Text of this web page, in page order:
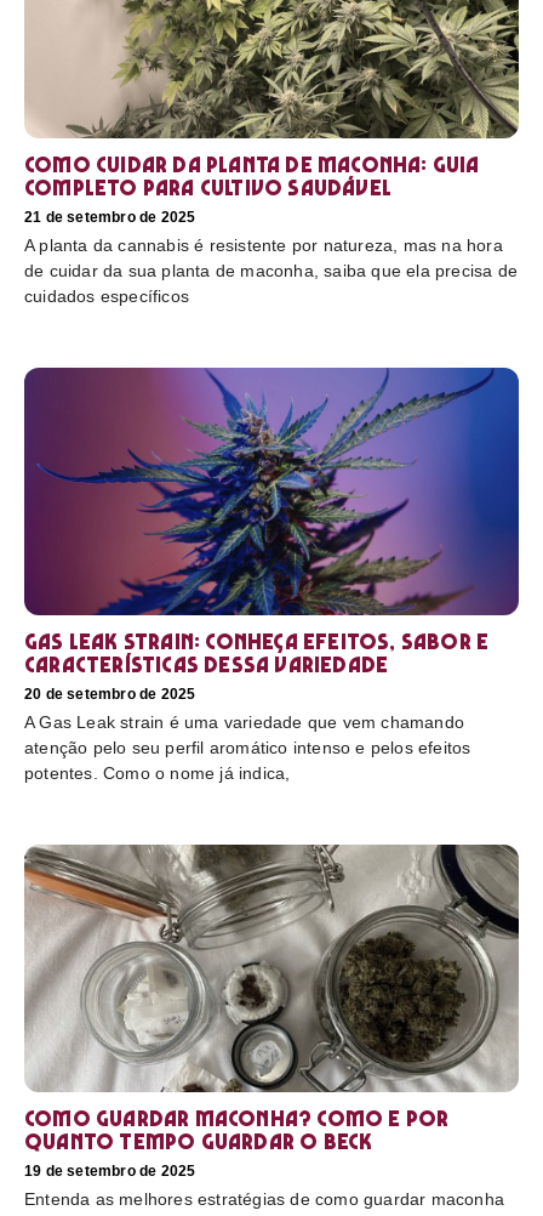
Como cuidar da planta de maconha: guia
completo para cultivo saudável
21 de setembro de 2025
A planta da cannabis é resistente por natureza, mas na hora
de cuidar da sua planta de maconha, saiba que ela precisa de
cuidados específicos
Gas Leak strain: conheça efeitos, sabor e
características dessa variedade
20 de setembro de 2025
A Gas Leak strain é uma variedade que vem chamando
atenção pelo seu perfil aromático intenso e pelos efeitos
potentes. Como o nome já indica,
Como guardar maconha? Como e por
quanto tempo guardar o beck
19 de setembro de 2025
Entenda as melhores estratégias de como guardar maconha